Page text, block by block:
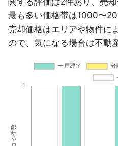
最も多い価格帯は1000〜
売却価格はエリアや物件に
ので、気になる場合は不動